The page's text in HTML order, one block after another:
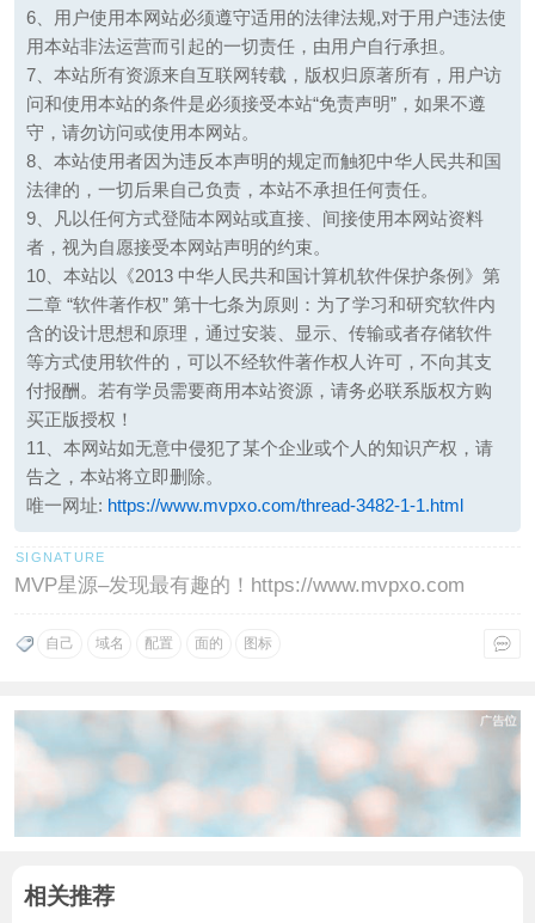
6、用户使用本网站必须遵守适用的法律法规,对于用户违法使
用本站非法运营而引起的一切责任，由用户自行承担。
7、本站所有资源来自互联网转载，版权归原著所有，用户访
问和使用本站的条件是必须接受本站“免责声明”，如果不遵
守，请勿访问或使用本网站。
8、本站使用者因为违反本声明的规定而触犯中华人民共和国
法律的，一切后果自己负责，本站不承担任何责任。
9、凡以任何方式登陆本网站或直接、间接使用本网站资料
者，视为自愿接受本网站声明的约束。
10、本站以《2013 中华人民共和国计算机软件保护条例》第
二章 “软件著作权” 第十七条为原则：为了学习和研究软件内
含的设计思想和原理，通过安装、显示、传输或者存储软件
等方式使用软件的，可以不经软件著作权人许可，不向其支
付报酬。若有学员需要商用本站资源，请务必联系版权方购
买正版授权！
11、本网站如无意中侵犯了某个企业或个人的知识产权，请
告之，本站将立即删除。
唯一网址: https://www.mvpxo.com/thread-3482-1-1.html
MVP星源–发现最有趣的！https://www.mvpxo.com
自己 域名 配置 面的 图标
相关推荐